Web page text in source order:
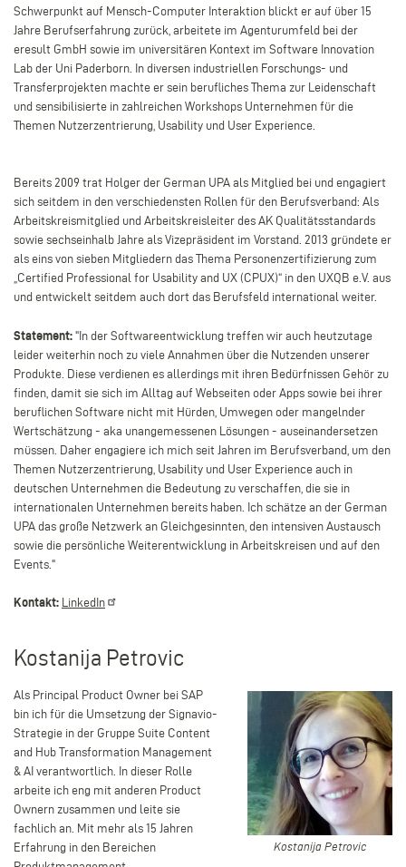
Schwerpunkt auf Mensch-Computer Interaktion blickt er auf über 15
Jahre Berufserfahrung zurück, arbeitete im Agenturumfeld bei der
eresult GmbH sowie im universitären Kontext im Software Innovation
Lab der Uni Paderborn. In diversen industriellen Forschungs- und
Transferprojekten machte er sein berufliches Thema zur Leidenschaft
und sensibilisierte in zahlreichen Workshops Unternehmen für die
Themen Nutzerzentrierung, Usability und User Experience.
Bereits 2009 trat Holger der German UPA als Mitglied bei und engagiert
sich seitdem in den verschiedensten Rollen für den Berufsverband: Als
Arbeitskreismitglied und Arbeitskreisleiter des AK Qualitätsstandards
sowie sechseinhalb Jahre als Vizepräsident im Vorstand. 2013 gründete er
als eins von sieben Mitgliedern das Thema Personenzertifizierung zum
„Certified Professional for Usability and UX (CPUX)“ in den UXQB e.V. aus
und entwickelt seitdem auch dort das Berufsfeld international weiter.
Statement:"In der Softwareentwicklung treffen wir auch heutzutage
leider weiterhin noch zu viele Annahmen über die Nutzenden unserer
Produkte. Diese verdienen es allerdings mit ihren Bedürfnissen Gehör zu
finden, damit sie sich im Alltag auf Webseiten oder Apps sowie bei ihrer
beruflichen Software nicht mit Hürden, Umwegen oder mangelnder
Wertschätzung - aka unangemessenen Lösungen - auseinandersetzen
müssen. Daher engagiere ich mich seit Jahren im Berufsverband, um den
Themen Nutzerzentrierung, Usability und User Experience auch in
deutschen Unternehmen die Bedeutung zu verschaffen, die sie in
internationalen Unternehmen bereits haben. Ich schätze an der German
UPA das große Netzwerk an Gleichgesinnten, den intensiven Austausch
sowie die persönliche Weiterentwicklung in Arbeitskreisen und auf den
Events."
Kontakt: LinkedIn
Kostanija Petrovic
KostanijaKostanija Petrovic
Als Principal Product Owner bei SAP
bin ich für die Umsetzung der Signavio-
Strategie in der Gruppe Suite Content
and Hub Transformation Management
& AI verantwortlich. In dieser Rolle
arbeite ich eng mit anderen Product
Ownern zusammen und leite sie
fachlich an. Mit mehr als 15 Jahren
Erfahrung in den Bereichen